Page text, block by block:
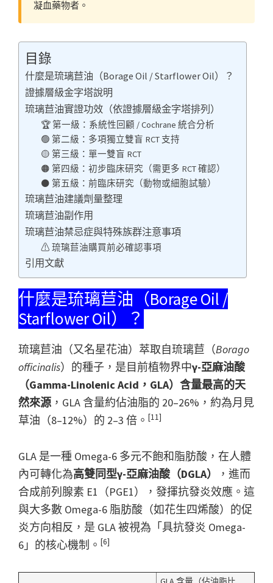
凝血藥物者。
目錄
什麼是琉璃苣油（Borage Oil / Starflower Oil）？
證據層級金字塔說明
琉璃苣油實證功效（依證據層級金字塔排列）
🏆 第一級：系統性回顧 / Cochrane 統合分析
🟢 第二級：多項獨立雙盲 RCT 支持
🟡 第三級：單一雙盲 RCT
🟠 第四級：初步臨床研究（需更多 RCT 確認）
⚫ 第五級：前臨床研究（動物或細胞試驗）
琉璃苣油建議劑量整理
琉璃苣油副作用
琉璃苣油禁忌症與特殊族群注意事項
⚠ 琉璃苣油購買前必確認事項
引用文獻
什麼是琉璃苣油（Borage Oil /
Starflower Oil）？
琉璃苣油（又名星花油）萃取自琉璃苣（Borago
officinalis）的種子，是目前植物界中γ-亞麻油酸
（Gamma-Linolenic Acid，GLA）含量最高的天
然來源 ，GLA 含量約佔油脂的 20–26%，約為月見
草油（8–12%）的 2–3 倍。 [11]
GLA 是一種 Omega-6 多元不飽和脂肪酸，在人體
內可轉化為高雙同型γ-亞麻油酸（DGLA）
，進而
合成前列腺素 E1（PGE1），發揮抗發炎效應。這
與大多數 Omega-6 脂肪酸（如花生四烯酸）的促
炎方向相反，是 GLA 被視為「具抗發炎 Omega-
6」的核心機制。 [6]